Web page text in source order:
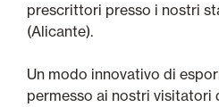
prescrittori presso i nostri
(Alicante).
Un modo innovativo di
permesso ai nostri visitatori